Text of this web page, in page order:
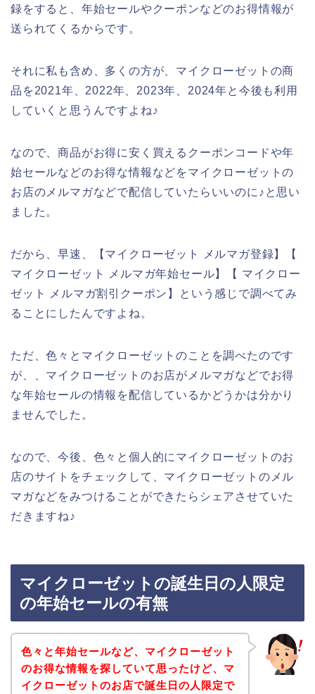
録をすると、年始セールやクーポンなどのお得情報が
送られてくるからです。
それに私も含め、多くの方が、マイクローゼットの商
品を2021年、2022年、2023年、2024年と今後も利用
していくと思うんですよね♪
なので、商品がお得に安く買えるクーポンコードや年
始セールなどのお得な情報などをマイクローゼットの
お店のメルマガなどで配信していたらいいのに♪と思い
ました。
だから、早速、【マイクローゼット メルマガ登録】【
マイクローゼット メルマガ年始セール】【 マイクロー
ゼット メルマガ割引クーポン】という感じで調べてみ
ることにしたんですよね。
ただ、色々とマイクローゼットのことを調べたのです
が、、マイクローゼットのお店がメルマガなどでお得
な年始セールの情報を配信しているかどうかは分かり
ませんでした。
なので、今後、色々と個人的にマイクローゼットのお
店のサイトをチェックして、マイクローゼットのメル
マガなどをみつけることができたらシェアさせていた
だきますね♪
マイクローゼットの誕生日の人限定
の年始セールの有無
色々と年始セールなど、マイクローゼット
のお得な情報を探していて思ったけど、マ
イクローゼットのお店で誕生日の人限定で